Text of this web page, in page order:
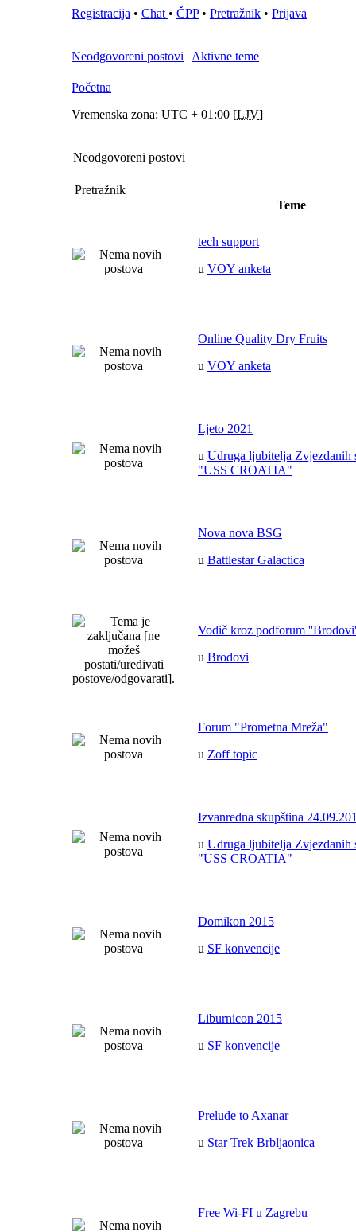
Registracija • Chat • ČPP• Pretražnik • Prijava
Neodgovoreni postovi | Aktivne teme
Početna
Vremenska zona: UTC + 01:00 [LJV]
Neodgovoreni postovi
Pretražnik
Teme
tech support
u VOY anketa
Online Quality Dry Fruits
u VOY anketa
Ljeto 2021
u Udruga ljubitelja Zvjezdanih
"USS CROATIA"
Nova nova BSG
u Battlestar Galactica
Vodič kroz podforum
u Brodovi
Forum "Prometna Mreža"
u Zoff topic
Izvanredna skupština
u Udruga ljubitelja Zvjezdanih
"USS CROATIA"
Domikon 2015
u SF konvencije
Liburnicon 2015
u SF konvencije
Prelude to Axanar
u Star Trek Brbljaonica
Free Wi-FI u Zagrebu